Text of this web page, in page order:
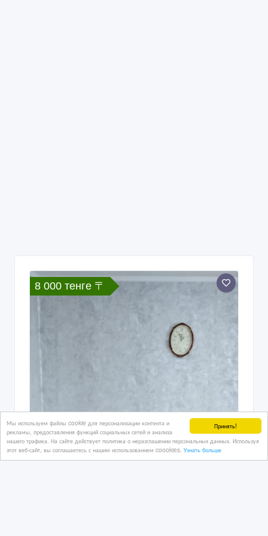
Принять!
Мы используем файлы cookie для персонализации контента и
рекламы, предоставления функций социальных сетей и анализа
нашего трафика. На сайте действует политика о неразглашении персональных данных. Используя
этот веб-сайт, вы соглашаетесь с нашим использованием coookies. Узнать больше
8 000 тенге 〒